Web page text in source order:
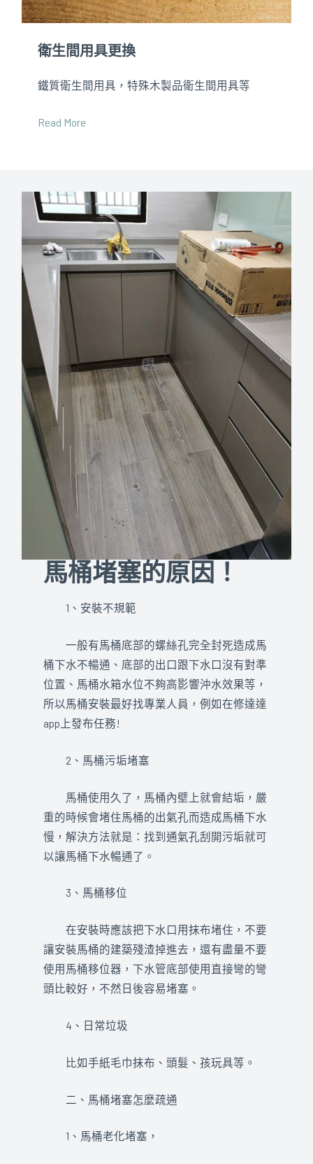
衛生間用具更換
鐵質衛生間用具，特殊木製品衛生間用具等
Read More
馬桶堵塞的原因！
1、安裝不規範
一般有馬桶底部的螺絲孔完全封死造成馬
桶下水不暢通、底部的出口跟下水口沒有對準
位置、馬桶水箱水位不夠高影響沖水效果等，
所以馬桶安裝最好找專業人員，例如在修達達
app上發布任務!
2、馬桶污垢堵塞
馬桶使用久了，馬桶內壁上就會結垢，嚴
重的時候會堵住馬桶的出氣孔而造成馬桶下水
慢，解決方法就是：找到通氣孔刮開污垢就可
以讓馬桶下水暢通了。
3、馬桶移位
在安裝時應該把下水口用抹布堵住，不要
讓安裝馬桶的建築殘渣掉進去，還有盡量不要
使用馬桶移位器，下水管底部使用直接彎的彎
頭比較好，不然日後容易堵塞。
4、日常垃圾
比如手紙毛巾抹布、頭髮、孩玩具等。
二、馬桶堵塞怎麼疏通
1、馬桶老化堵塞，